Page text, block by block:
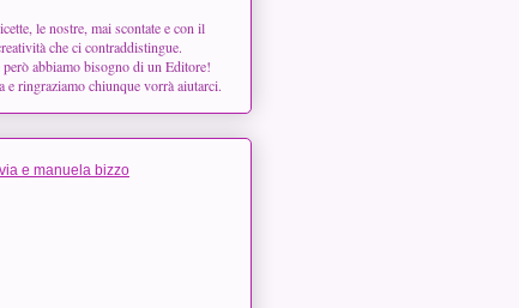
le nostre, mai scontate e con il
che ci contraddistingue.
abbiamo bisogno di un Editore!
e ringraziamo chiunque vorrà aiutarci.
e manuela bizzo